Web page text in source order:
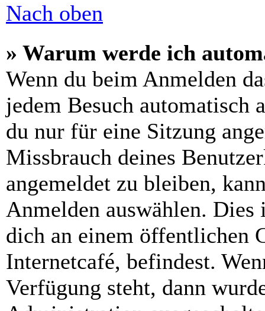
Nach oben
» Warum werde ich
Wenn du beim Anmelden
jedem Besuch automatisch
du nur für eine Sitzung
Missbrauch deines
angemeldet zu bleiben,
Anmelden auswählen.
dich an einem öffentlichen
Internetcafé, befindest.
Verfügung steht, dann